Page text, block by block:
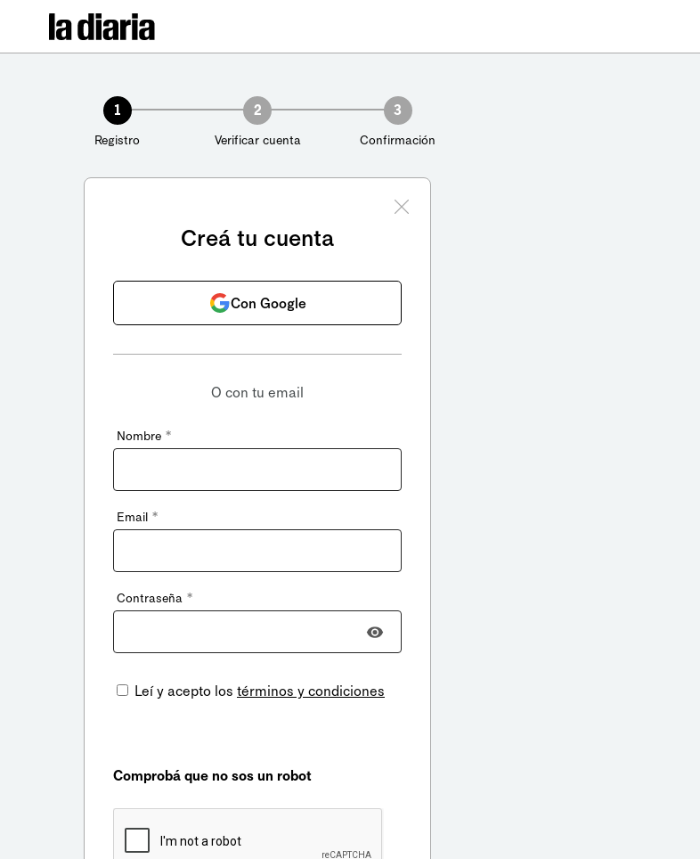
1
Registro
2
Verificar cuenta
3
Confirmación
Creá tu cuenta
Con Google
O con tu email
Nombre *
Email *
Contraseña *
Leí y acepto los términos y condiciones
Comprobá que no sos un robot